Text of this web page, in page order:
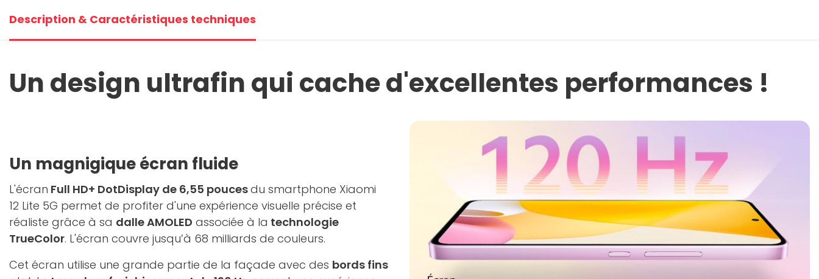
Description & Caractéristiques techniques
Un design ultrafin qui cache d'excellentes performances !
Un magnigique écran fluide
L'écran Full HD+ DotDisplay de 6,55 poucesdu smartphone Xiaomi
12 Lite 5G permet de profiter d'une expérience visuelle précise et
réaliste grâce à sa dalle AMOLED associée à la technologie
TrueColor. L'écran couvre jusqu’à 68 milliards de couleurs.
Cet écran utilise une grande partie de la façade avec des bords fins